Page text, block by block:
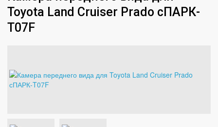
Toyota Land Cruiser Prado сПАРК-
T07F